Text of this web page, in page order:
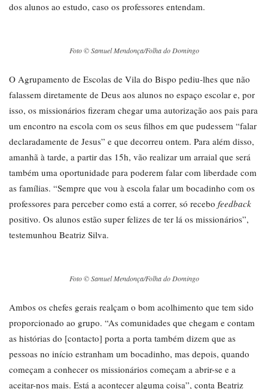
dos alunos ao estudo, caso os professores entendam.
Foto © Samuel Mendonça/Folha do Domingo
O Agrupamento de Escolas de Vila do Bispo pediu-lhes que não
falassem diretamente de Deus aos alunos no espaço escolar e, por
isso, os missionários fizeram chegar uma autorização aos pais para
um encontro na escola com os seus filhos em que pudessem “falar
declaradamente de Jesus” e que decorreu ontem. Para além disso,
amanhã à tarde, a partir das 15h, vão realizar um arraial que será
também uma oportunidade para poderem falar com liberdade com
as famílias. “Sempre que vou à escola falar um bocadinho com os
professores para perceber como está a correr, só recebo feedback
positivo. Os alunos estão super felizes de ter lá os missionários”,
testemunhou Beatriz Silva.
Foto © Samuel Mendonça/Folha do Domingo
Ambos os chefes gerais realçam o bom acolhimento que tem sido
proporcionado ao grupo. “As comunidades que chegam e contam
as histórias do [contacto] porta a porta também dizem que as
pessoas no início estranham um bocadinho, mas depois, quando
começam a conhecer os missionários começam a abrir-se e a
aceitar-nos mais. Está a acontecer alguma coisa”, conta Beatriz